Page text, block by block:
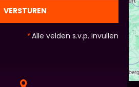
VERSTUREN
*Alle velden s.v.p. invullen